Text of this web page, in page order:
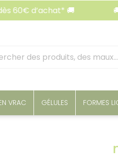
🚚 🚚 Frais de
VRAC GÉLULES FORMES